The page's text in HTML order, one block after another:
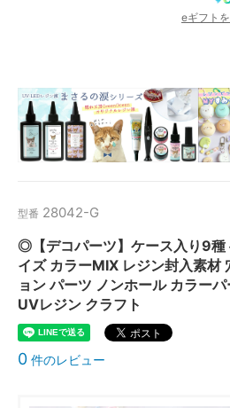
eギフト
型番 28042-G
◎【デコパーツ】ケース入り9種
イズ カラーMIX レジン封入素材
ョン パーツ ノンホール カラー
UVレジン クラフト
0 件のレビュー